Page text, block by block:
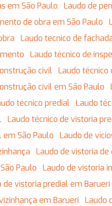
em São Paulo
Laudo de
de obra em São Paulo
Laudo tecnico de
Laudo técnico de
civil
Laudo
civil em São Paulo
técnico predial Laudo
Laudo técnico de vistoria
em São Paulo
Laudo de
Laudo de vistoria
Paulo
Laudo de vistoria
de vistoria predial em Barueri
em Barueri